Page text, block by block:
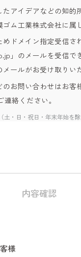
たアイデアなどの知的
ム工業株式会社に属
ドメイン指定受信さ
」のメールを受信で
ールがお受け取りい
お問い合わせはお客
連絡ください。
土・日・祝日・年末年始を除
内容確認
様